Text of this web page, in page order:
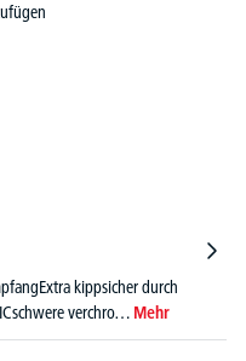
kippsicher durch
verchro… Mehr